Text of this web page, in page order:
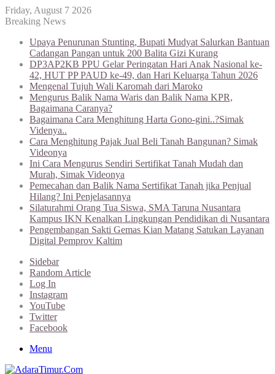
Friday, August 7 2026
Breaking News
Upaya Penurunan Stunting, Bupati Mudyat Salurkan Bantuan
Cadangan Pangan untuk 200 Balita Gizi Kurang
DP3AP2KB PPU Gelar Peringatan Hari Anak Nasional ke-
42, HUT PP PAUD ke-49, dan Hari Keluarga Tahun 2026
Mengenal Tujuh Wali Karomah dari Maroko
Mengurus Balik Nama Waris dan Balik Nama KPR,
Bagaimana Caranya?
Bagaimana Cara Menghitung Harta Gono-gini..?Simak
Videnya..
Cara Menghitung Pajak Jual Beli Tanah Bangunan? Simak
Videonya
Ini Cara Mengurus Sendiri Sertifikat Tanah Mudah dan
Murah, Simak Videonya
Pemecahan dan Balik Nama Sertifikat Tanah jika Penjual
Hilang? Ini Penjelasannya
Silaturahmi Orang Tua Siswa, SMA Taruna Nusantara
Kampus IKN Kenalkan Lingkungan Pendidikan di Nusantara
Pengembangan Sakti Gemas Kian Matang Satukan Layanan
Digital Pemprov Kaltim
Sidebar
Random Article
Log In
Instagram
YouTube
Twitter
Facebook
Menu